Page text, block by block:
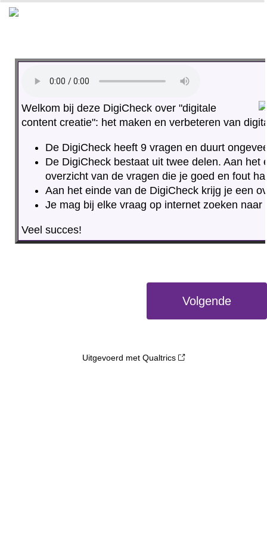
Welkom bij deze DigiCheck over "digitale
content creatie": het maken en verbeteren van
De DigiCheck heeft 9 vragen en duurt
De DigiCheck bestaat uit twee delen. Aan het
overzicht van de vragen die je goed en fout
Aan het einde van de DigiCheck krijg je een
Je mag bij elke vraag op internet zoeken naar
Veel succes!
0%
Uitgevoerd met Qualtrics